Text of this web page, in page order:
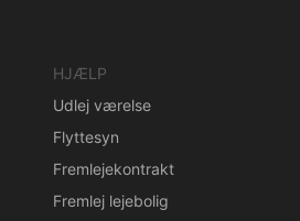
HJÆLP
Udlej værelse
Flyttesyn
Fremlejekontrakt
Fremlej lejebolig